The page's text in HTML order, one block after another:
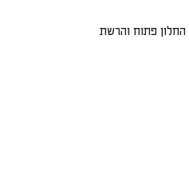
החלון פתוח והרשת